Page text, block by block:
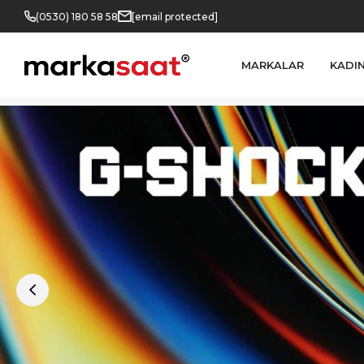
(0530) 180 58 58 [email protected]
MARKALAR